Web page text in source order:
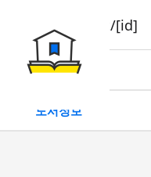
book/rent/[id]
대여
도서정보